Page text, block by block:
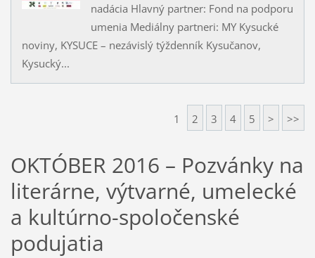
nadácia Hlavný partner: Fond na podporu
umenia Mediálny partneri: MY Kysucké
noviny, KYSUCE – nezávislý týždenník Kysučanov,
Kysucký...
1 2 3 4 5 > >>
OKTÓBER 2016 – Pozvánky na
literárne, výtvarné, umelecké
a kultúrno-spoločenské
podujatia